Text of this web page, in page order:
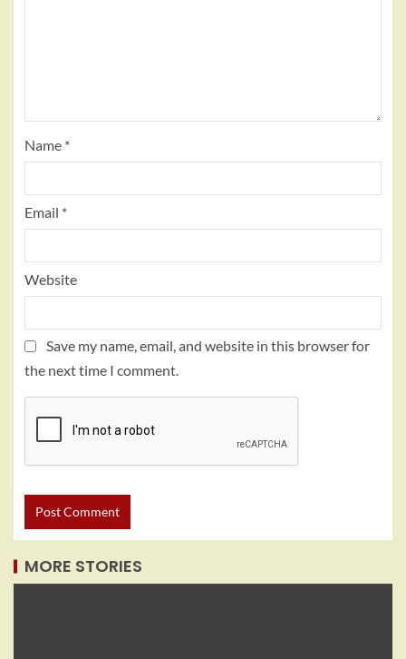
Name *
Email *
Website
Save my name, email, and website in this browser for
the next time I comment.
MORE STORIES